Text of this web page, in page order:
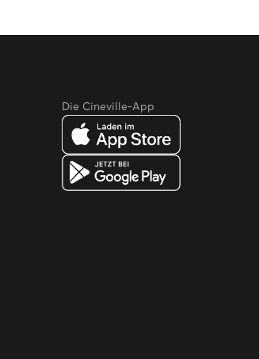
Die Cineville-App